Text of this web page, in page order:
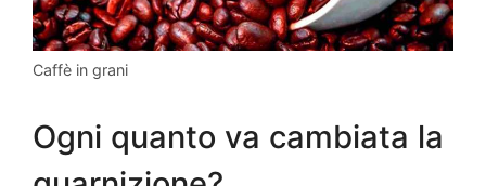
Caffè in grani
Ogni quanto va cambiata la